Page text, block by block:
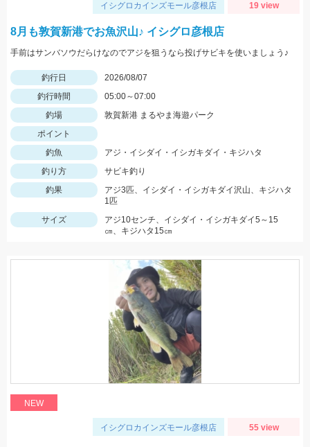
イシグロカインズモール彦根店 19 view
8月も敦賀新港でお魚沢山♪ イシグロ彦根店
手前はサンバソウだらけなのでアジを狙うなら投げサビキを使いましょう♪
釣行日
2026/08/07
釣行時間
05:00～07:00
釣場
敦賀新港 まるやま海遊パーク
ポイント
釣魚
アジ・イシダイ・イシガキダイ・キジハタ
釣り方
サビキ釣り
釣果
アジ3匹、イシダイ・イシガキダイ沢山、キジハタ
1匹
サイズ
アジ10センチ、イシダイ・イシガキダイ5～15
㎝、キジハタ15㎝
NEW
イシグロカインズモール彦根店 55 view